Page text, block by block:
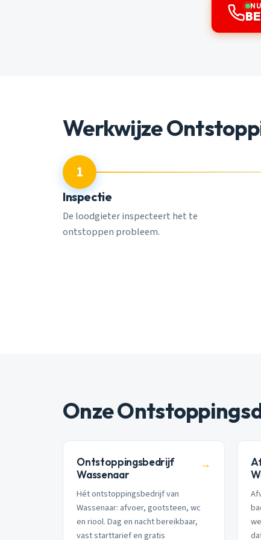
Werkwijze
1
Inspectie
De loodgieter inspecteert het te
ontstoppen probleem.
Onze
Ontstoppingsbedrijf
Wassenaar
→
Hét ontstoppingsbedrijf van
Wassenaar: afvoer, gootsteen, wc
en riool. Dag en nacht bereikbaar,
vast starttarief en gratis